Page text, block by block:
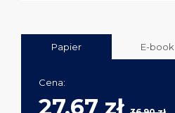
Papier E-book
Cena:
27,67 zł